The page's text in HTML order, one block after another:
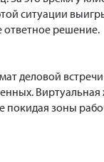
ситуации
ответное решение.
деловой
Виртуальная
покидая зоны